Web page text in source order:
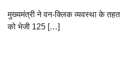
मुख्यमंत्री ने वन-क्लिक व्यवस्था के तहत
को भेजी 125 […]